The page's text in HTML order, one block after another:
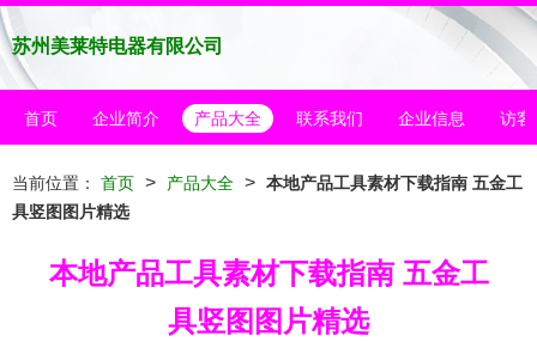
苏州美莱特电器有限公司
首页 企业简介 产品大全 联系我们 企业信息 访客
当前位置： 首页 > 产品大全 > 本地产品工具素材下载指南 五金工
具竖图图片精选
本地产品工具素材下载指南 五金工
具竖图图片精选